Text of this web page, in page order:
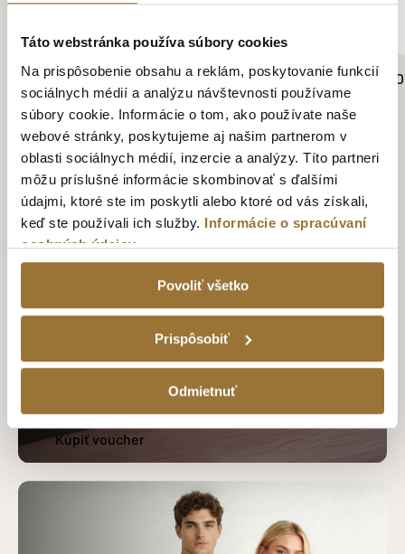
Táto webstránka používa súbory cookies
Na prispôsobenie obsahu a reklám, poskytovanie funkcií
sociálnych médií a analýzu návštevnosti používame
súbory cookie. Informácie o tom, ako používate naše
webové stránky, poskytujeme aj našim partnerom v
oblasti sociálnych médií, inzercie a analýzy. Títo partneri
môžu príslušné informácie skombinovať s ďalšími
údajmi, ktoré ste im poskytli alebo ktoré od vás získali,
keď ste používali ich služby. Informácie o spracúvaní
osobných údajov
Povoliť všetko
Prispôsobiť
Odmietnuť
TATRANSKÁ HRUŠKOVICA 42 %, 700 ML
16.89€
TATRANSKÁ
16.89€
TATRATEA TOUR
UŽITE SI
NEZABUDNUTEĽNÚ
DEGUSTÁCIU TATRATEA
Kúpiť voucher